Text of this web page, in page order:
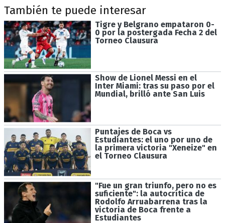
También te puede interesar
Tigre y Belgrano empataron 0-
0 por la postergada Fecha 2 del
Torneo Clausura
Show de Lionel Messi en el
Inter Miami: tras su paso por el
Mundial, brilló ante San Luis
Puntajes de Boca vs
Estudiantes: el uno por uno de
la primera victoria "Xeneize" en
el Torneo Clausura
"Fue un gran triunfo, pero no es
suficiente": la autocrítica de
Rodolfo Arruabarrena tras la
victoria de Boca frente a
Estudiantes